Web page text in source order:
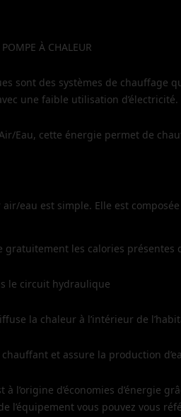
À CHALEUR
sont des systèmes de chauffage
une faible utilisation d’électricité.
Eau, cette énergie permet de
air/eau est simple. Elle est
les calories présentes
le circuit hydraulique
la chaleur à l’intérieur de
et assure la production
l’origine d’économies d’énergie
l’équipement vous pouvez vous